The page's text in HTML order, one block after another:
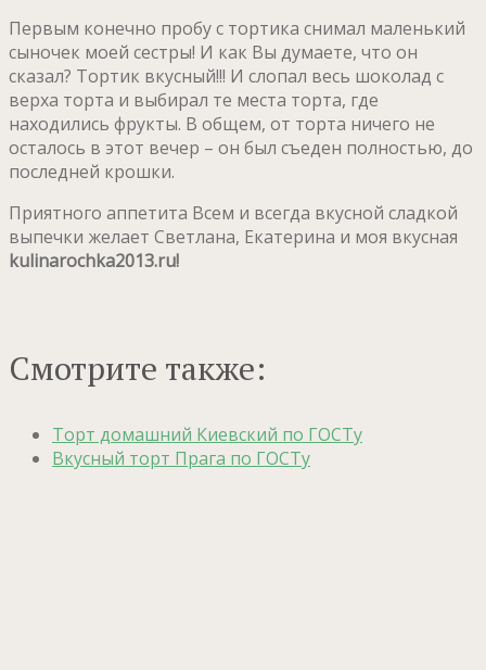
Первым конечно пробу с тортика снимал маленький
сыночек моей сестры! И как Вы думаете, что он
сказал? Тортик вкусный!!! И слопал весь шоколад с
верха торта и выбирал те места торта, где
находились фрукты. В общем, от торта ничего не
осталось в этот вечер – он был съеден полностью, до
последней крошки.
Приятного аппетита Всем и всегда вкусной сладкой
выпечки желает Светлана, Екатерина и моя вкусная
kulinarochka2013.ru!
Смотрите также:
Торт домашний Киевский по ГОСТу
Вкусный торт Прага по ГОСТу